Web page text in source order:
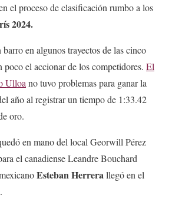
el proceso de clasificación rumbo a los
2024.
en algunos trayectos de las cinco
el accionar de los competidores. El
Ulloa no tuvo problemas para ganar la
año al registrar un tiempo de 1:33.42
oro.
en mano del local Georwill Pérez
el canadiense Leandre Bouchard
Esteban Herrerallegó en el